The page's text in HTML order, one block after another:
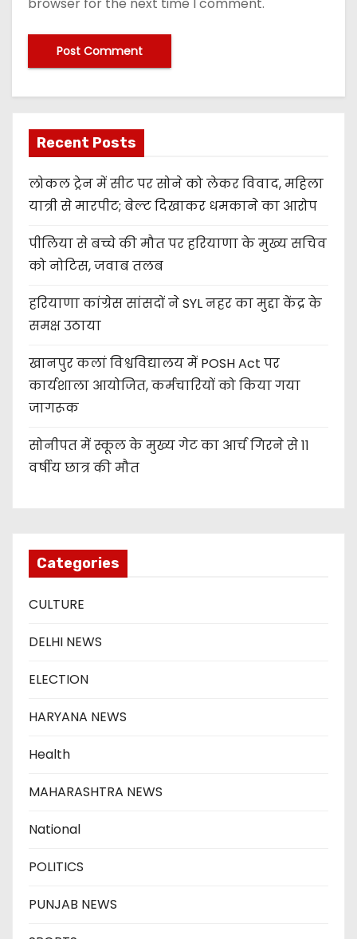
browser for the next time I comment.
Recent Posts
लोकल ट्रेन में सीट पर सोने को लेकर विवाद, महिला
यात्री से मारपीट; बेल्ट दिखाकर धमकाने का आरोप
पीलिया से बच्चे की मौत पर हरियाणा के मुख्य सचिव
को नोटिस, जवाब तलब
हरियाणा कांग्रेस सांसदों ने SYL नहर का मुद्दा केंद्र के
समक्ष उठाया
खानपुर कलां विश्वविद्यालय में POSH Act पर
कार्यशाला आयोजित, कर्मचारियों को किया गया
जागरूक
सोनीपत में स्कूल के मुख्य गेट का आर्च गिरने से 11
वर्षीय छात्र की मौत
Categories
CULTURE
DELHI NEWS
ELECTION
HARYANA NEWS
Health
MAHARASHTRA NEWS
National
POLITICS
PUNJAB NEWS